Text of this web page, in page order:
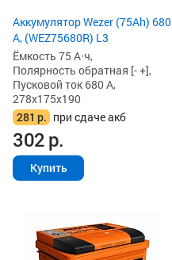
Аккумулятор Wezer (75Ah) 680
А, (WEZ75680R) L3
Ёмкость 75 А·ч,
Полярность обратная [- +],
Пусковой ток 680 А,
278x175x190
281 р. при сдаче акб
302р.
Купить